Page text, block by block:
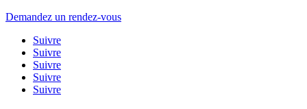
Demandez un rendez-vous
Suivre
Suivre
Suivre
Suivre
Suivre